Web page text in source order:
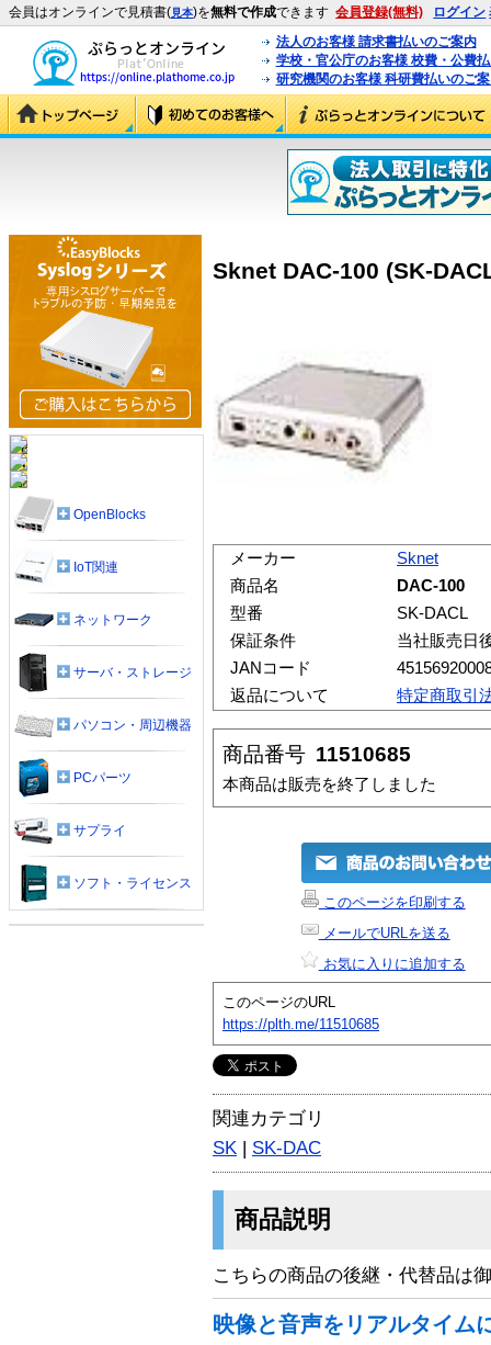
会員はオンラインで見積書(見本)を無料で作成できます 会員登録(無料) ログイン
法人のお客様 請求書払いのご案内
学校・官公庁のお客様 校費・公費
研究機関のお客様 科研費払いのご
Sknet DAC-100 (SK-
メーカー
Sknet
商品名
DAC-100
型番
SK-DACL
保証条件
当社販売日
JANコード
返品について
特定商取引
商品番号 11510685
本商品は販売を終了しました
このページを印刷する
メールでURLを送る
お気に入りに追加する
このページのURL
https://plth.me/11510685
関連カテゴリ
SK | SK-DAC
商品説明
こちらの商品の後継・代替品は
映像と音声をリアルタイム
OpenBlocks
IoT関連
ネットワーク
サーバ・ストレージ
パソコン・周辺機器
PCパーツ
サプライ
ソフト・ライセンス